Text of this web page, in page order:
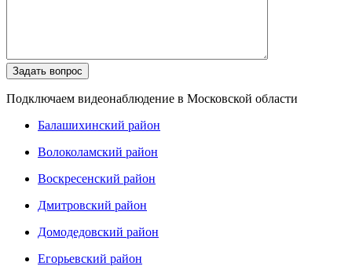
Подключаем видеонаблюдение в Московской области
Балашихинский район
Волоколамский район
Воскресенский район
Дмитровский район
Домодедовский район
Егорьевский район